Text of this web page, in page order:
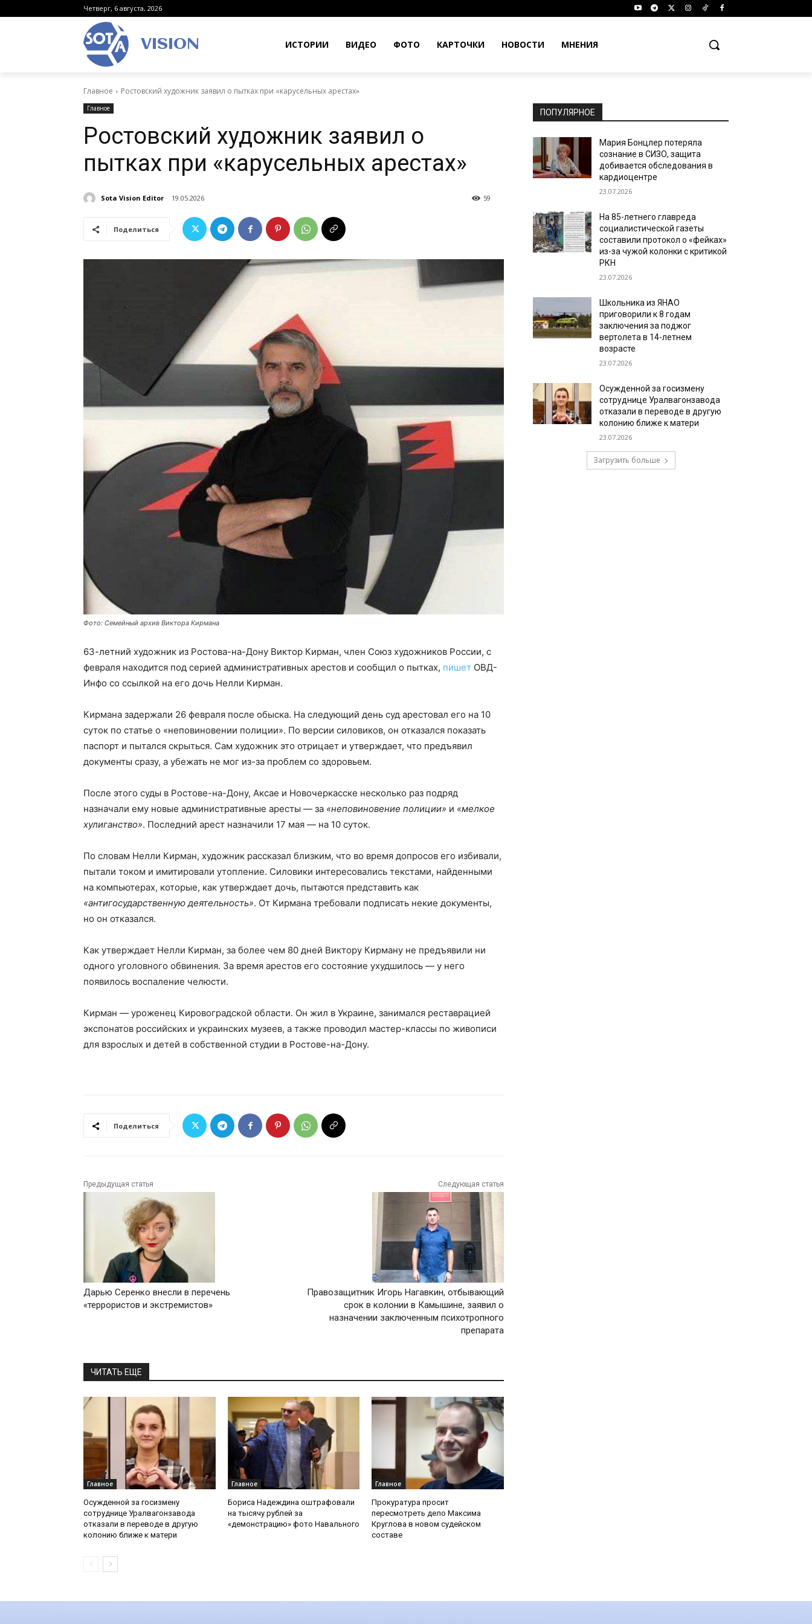
Четверг, 6 августа, 2026
VISION ИСТОРИИ ВИДЕО ФОТО КАРТОЧКИ НОВОСТИ МНЕНИЯ
Главное Ростовский художник заявил о пытках при «карусельных арестах»
Главное
Ростовский художник заявил о
пытках при «карусельных арестах»
Sota Vision Editor 19.05.2026 59
Поделиться
Фото: Семейный архив Виктора Кирмана
63-летний художник из Ростова-на-Дону Виктор Кирман, член Союз художников России, с
февраля находится под серией административных арестов и сообщил о пытках, пишет ОВД-
Инфо со ссылкой на его дочь Нелли Кирман.
Кирмана задержали 26 февраля после обыска. На следующий день суд арестовал его на 10
суток по статье о «неповиновении полиции». По версии силовиков, он отказался показать
паспорт и пытался скрыться. Сам художник это отрицает и утверждает, что предъявил
документы сразу, а убежать не мог из-за проблем со здоровьем.
После этого суды в Ростове-на-Дону, Аксае и Новочеркасске несколько раз подряд
назначали ему новые административные аресты — за «неповиновение полиции» и «мелкое
хулиганство». Последний арест назначили 17 мая — на 10 суток.
По словам Нелли Кирман, художник рассказал близким, что во время допросов его избивали,
пытали током и имитировали утопление. Силовики интересовались текстами, найденными
на компьютерах, которые, как утверждает дочь, пытаются представить как
«антигосударственную деятельность». От Кирмана требовали подписать некие документы,
но он отказался.
Как утверждает Нелли Кирман, за более чем 80 дней Виктору Кирману не предъявили ни
одного уголовного обвинения. За время арестов его состояние ухудшилось — у него
появилось воспаление челюсти.
Кирман — уроженец Кировоградской области. Он жил в Украине, занимался реставрацией
экспонатов российских и украинских музеев, а также проводил мастер-классы по живописи
для взрослых и детей в собственной студии в Ростове-на-Дону.
Поделиться
Предыдущая статья
Дарью Серенко внесли в перечень
«террористов и экстремистов»
Следующая статья
Правозащитник Игорь Нагавкин, отбывающий
срок в колонии в Камышине, заявил о
назначении заключенным психотропного
препарата
ЧИТАТЬ ЕЩЕ
Главное
Осужденной за госизмену
сотруднице Уралвагонзавода
отказали в переводе в другую
колонию ближе к матери
Главное
Бориса Надеждина оштрафовали
на тысячу рублей за
«демонстрацию» фото Навального
Главное
Прокуратура просит
пересмотреть дело Максима
Круглова в новом судейском
составе
ПОПУЛЯРНОЕ
Мария Бонцлер потеряла
сознание в СИЗО, защита
добивается обследования в
кардиоцентре
23.07.2026
На 85-летнего главреда
социалистической газеты
составили протокол о «фейках»
из-за чужой колонки с критикой
РКН
23.07.2026
Школьника из ЯНАО
приговорили к 8 годам
заключения за поджог
вертолета в 14-летнем
возрасте
23.07.2026
Осужденной за госизмену
сотруднице Уралвагонзавода
отказали в переводе в другую
колонию ближе к матери
23.07.2026
Загрузить больше